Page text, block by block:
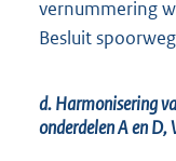
vernummering
Besluit
d. Harmonisering
onderdelen A en